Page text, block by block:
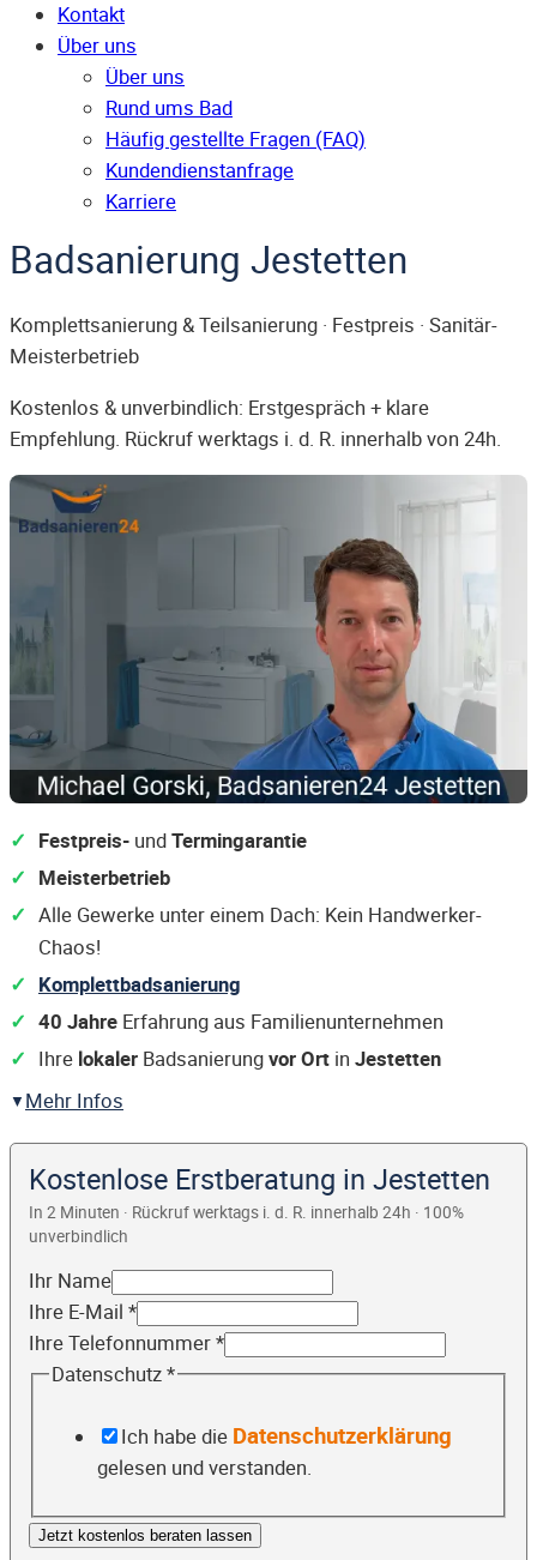
Kontakt
Über uns
Über uns
Rund ums Bad
Häufig gestellte Fragen (FAQ)
Kunden­dienst­anfrage
Karriere
Badsanierung Jestetten
Komplettsanierung & Teilsanierung · Festpreis · Sanitär-
Meisterbetrieb
Kostenlos & unverbindlich: Erstgespräch + klare
Empfehlung. Rückruf werktags i. d. R. innerhalb von 24h.
Festpreis- undTermingarantie
Meisterbetrieb
Alle Gewerke unter einem Dach: Kein Handwerker-
Chaos!
Komplettbadsanierung
40 Jahre Erfahrung aus Familienunternehmen
Ihre lokaler Badsanierungvor Ort in Jestetten
Mehr Infos
Kostenlose Erstberatung in Jestetten
In 2 Minuten · Rückruf werktags i. d. R. innerhalb 24h · 100%
unverbindlich
Ihr Name
Ihre E-Mail *
Ihre Telefonnummer*
Datenschutz*
Ich habe die Datenschutzerklärung
gelesen und verstanden.
Jetzt kostenlos beraten lassen